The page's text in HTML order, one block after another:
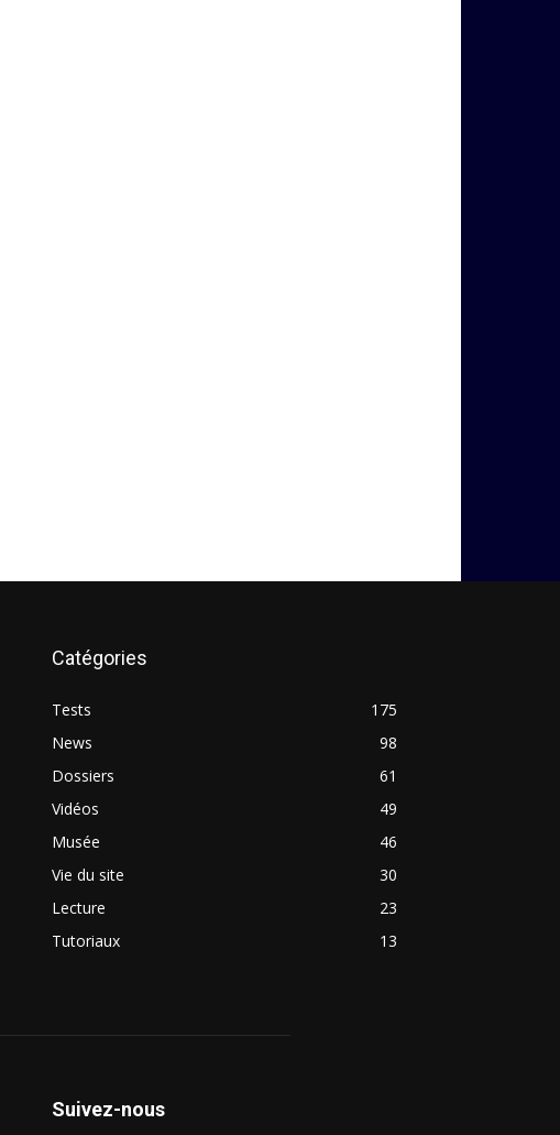
Catégories
Tests
175
News
98
Dossiers
61
Vidéos
49
Musée
46
Vie du site
30
Lecture
23
Tutoriaux
13
Suivez-nous